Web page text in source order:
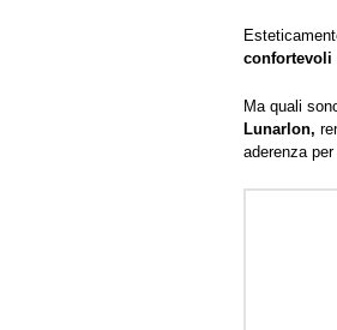
confortevoli
Ma quali
Lunarlon,
aderenza per